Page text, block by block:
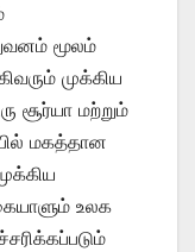
மூலம்
முக்கிய
சூர்யா மற்றும்
மகத்தான
உலக